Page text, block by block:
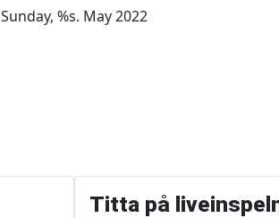
Sunday, %s. May 2022
Titta på